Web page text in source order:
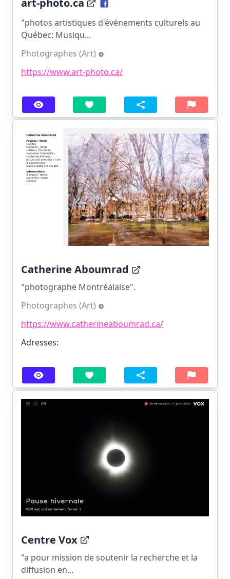
art-photo.ca
"photos artistiques d'événements culturels au
Québec: Musiqu...
Photographes (Art)
https://www.art-photo.ca/
Catherine Aboumrad
"photographe Montréalaise".
Photographes (Art)
https://www.catherineaboumrad.ca/
Adresses:
Centre Vox
"a pour mission de soutenir la recherche et la
diffusion en...